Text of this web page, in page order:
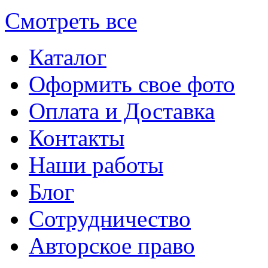
Смотреть все
Каталог
Оформить свое фото
Оплата и Доставка
Контакты
Наши работы
Блог
Сотрудничество
Авторское право